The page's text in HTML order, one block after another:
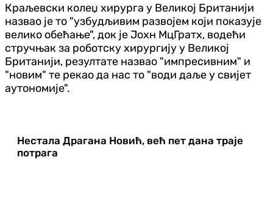
Краљевски колеџ хирурга у Великој Британији
назвао је то "узбудљивим развојем који показује
велико обећање", док је Јохн МцГратх, водећи
стручњак за роботску хирургију у Великој
Британији, резултате назвао "импресивним" и
"новим" те рекао да нас то "води даље у свијет
аутономије".
Нестала Драгана Новић, већ пет дана траје
потрага